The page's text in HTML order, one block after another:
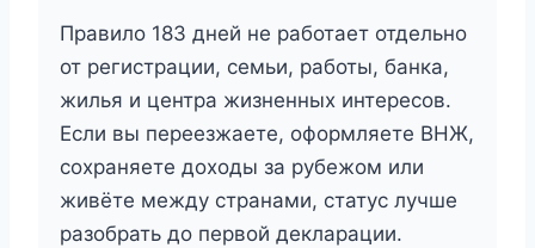
Правило 183 дней не работает отдельно
от регистрации, семьи, работы, банка,
жилья и центра жизненных интересов.
Если вы переезжаете, оформляете ВНЖ,
сохраняете доходы за рубежом или
живёте между странами, статус лучше
разобрать до первой декларации.